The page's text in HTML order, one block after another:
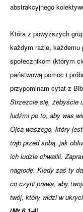
abstrakcyjnego
Która z powyższych
każdym razie,
społecznikom (którym
państwową pomoc i
przypominam cytat z
Strzeżcie się, żebyście
ludźmi po to, aby was
Ojca waszego, który
trąb przed sobą, jak
ich ludzie chwalili.
nagrodę. Kiedy zaś ty
co czyni prawa, aby
twój, który widzi w